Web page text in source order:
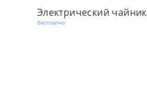
Электрический чайник
бесплатно